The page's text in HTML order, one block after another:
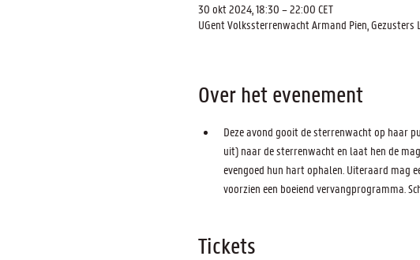
30 okt 2024, 18:30 – 22:00 CET
UGent Volkssterrenwacht Armand Pien,
Over het evenement
Deze avond gooit de sterrenwacht op haar
uit) naar de sterrenwacht en laat hen de
evengoed hun hart ophalen. Uiteraard mag
voorzien een boeiend vervangprogramma.
Tickets